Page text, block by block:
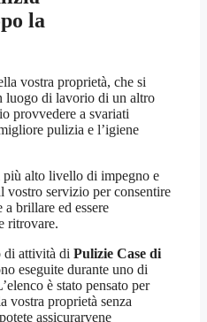
la
vostra proprietà, che si
luogo di lavorio di un altro
provvedere a svariati
pulizia e l’igiene
alto livello di impegno e
vostro servizio per consentire
brillare ed essere
ritrovare.
di attività di Pulizie Case di
eseguite durante uno di
è stato pensato per
vostra proprietà senza
assicurarvene